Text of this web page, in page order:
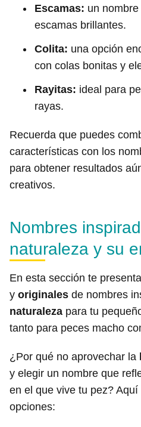
Escamas: un
escamas brillantes.
Colita: una opción
con colas bonitas y
Rayitas: ideal para
rayas.
Recuerda que puedes
características con los
para obtener resultados
creativos.
Nombres
naturaleza y su
En esta sección te
y originales de nombres
naturaleza para tu
tanto para peces macho
¿Por qué no aprovechar la
y elegir un nombre que
en el que vive tu pez?
opciones: